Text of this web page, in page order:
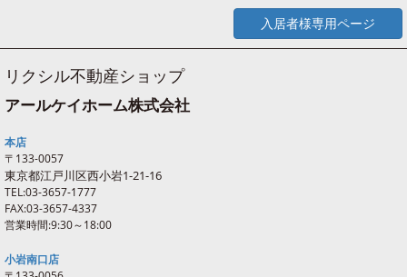
入居者様専用ページ
リクシル不動産ショップ
アールケイホーム株式会社
本店
〒133-0057
東京都江戸川区西小岩1-21-16
TEL:03-3657-1777
FAX:03-3657-4337
営業時間:9:30～18:00
小岩南口店